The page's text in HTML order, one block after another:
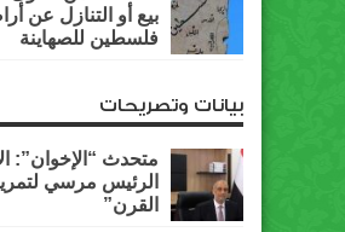
بيع أو التنازل عن
فلسطين للصهاينة
بيانات وتصريحات
متحدث “الإخوان”:
الرئيس مرسي
القرن”